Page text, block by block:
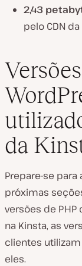
2,43
pelo CDN
da
Prepare-se
próximas
versões de
na Kinsta, as
clientes
eles.